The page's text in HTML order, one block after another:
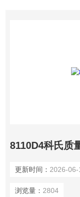
8110D4科氏质
更新时间： 2026-06-
浏览量： 2804